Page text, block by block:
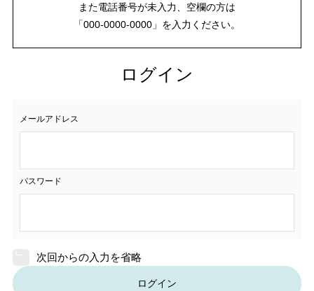
また電話番号が未入力、空欄の方は
「000-0000-0000」を入力ください。
ログイン
メールアドレス
パスワード
次回からの入力を省略
ログイン